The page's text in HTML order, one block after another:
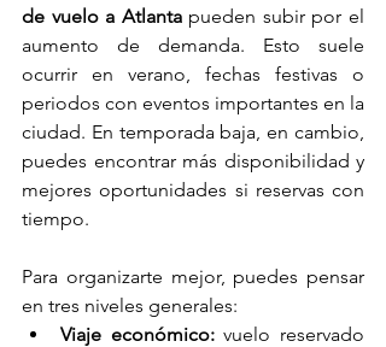
de vuelo a Atlanta pueden subir por el
aumento de demanda. Esto suele
ocurrir en verano, fechas festivas o
periodos con eventos importantes en la
ciudad. En temporada baja, en cambio,
puedes encontrar más disponibilidad y
mejores oportunidades si reservas con
tiempo.
Para organizarte mejor, puedes pensar
en tres niveles generales:
Viaje económico: vuelo reservado